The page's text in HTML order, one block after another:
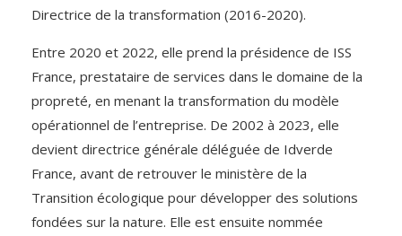
Directrice de la transformation (2016-2020).
Entre 2020 et 2022, elle prend la présidence de ISS
France, prestataire de services dans le domaine de la
propreté, en menant la transformation du modèle
opérationnel de l’entreprise. De 2002 à 2023, elle
devient directrice générale déléguée de Idverde
France, avant de retrouver le ministère de la
Transition écologique pour développer des solutions
fondées sur la nature. Elle est ensuite nommée